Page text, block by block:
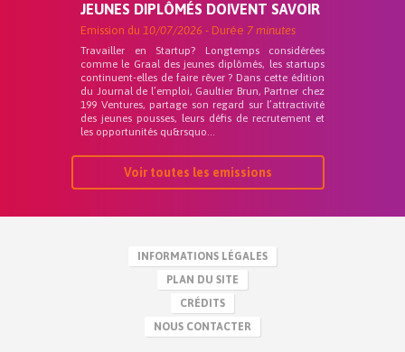
JEUNES DIPLÔMÉS DOIVENT SAVOIR
Emission du 10/07/2026 - Durée 7 minutes
Travailler en Startup? Longtemps considérées
comme le Graal des jeunes diplômés, les startups
continuent-elles de faire rêver ? Dans cette édition
du Journal de l’emploi, Gaultier Brun, Partner chez
199 Ventures, partage son regard sur l’attractivité
des jeunes pousses, leurs défis de recrutement et
les opportunités qu&rsquo...
Voir toutes les emissions
INFORMATIONS LÉGALES
PLAN DU SITE
CRÉDITS
NOUS CONTACTER